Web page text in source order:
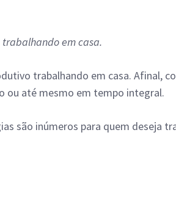
em casa.
trabalhando em casa. Afinal,
ou até mesmo em tempo integral.
são inúmeros para quem deseja